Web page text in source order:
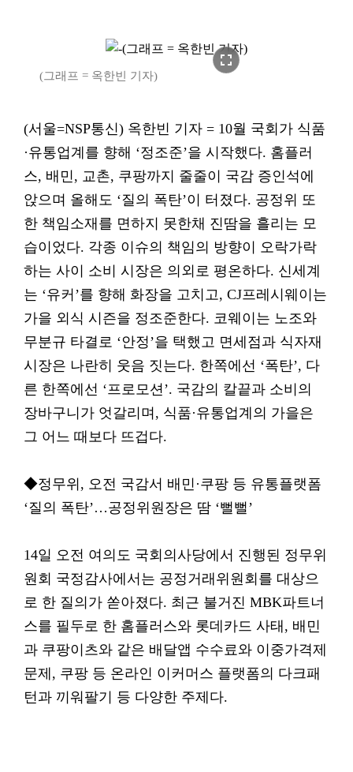
fullscreen
(그래프 = 옥한빈 기자)
(서울=NSP통신) 옥한빈 기자 = 10월 국회가 식품
·유통업계를 향해 ‘정조준’을 시작했다. 홈플러
스, 배민, 교촌, 쿠팡까지 줄줄이 국감 증인석에
앉으며 올해도 ‘질의 폭탄’이 터졌다. 공정위 또
한 책임소재를 면하지 못한채 진땀을 흘리는 모
습이었다. 각종 이슈의 책임의 방향이 오락가락
하는 사이 소비 시장은 의외로 평온하다. 신세계
는 ‘유커’를 향해 화장을 고치고, CJ프레시웨이는
가을 외식 시즌을 정조준한다. 코웨이는 노조와
무분규 타결로 ‘안정’을 택했고 면세점과 식자재
시장은 나란히 웃음 짓는다. 한쪽에선 ‘폭탄’, 다
른 한쪽에선 ‘프로모션’. 국감의 칼끝과 소비의
장바구니가 엇갈리며, 식품·유통업계의 가을은
그 어느 때보다 뜨겁다.
◆정무위, 오전 국감서 배민·쿠팡 등 유통플랫폼
‘질의 폭탄’…공정위원장은 땀 ‘뻘뻘’
14일 오전 여의도 국회의사당에서 진행된 정무위
원회 국정감사에서는 공정거래위원회를 대상으
로 한 질의가 쏟아졌다. 최근 불거진 MBK파트너
스를 필두로 한 홈플러스와 롯데카드 사태, 배민
과 쿠팡이츠와 같은 배달앱 수수료와 이중가격제
문제, 쿠팡 등 온라인 이커머스 플랫폼의 다크패
턴과 끼워팔기 등 다양한 주제다.